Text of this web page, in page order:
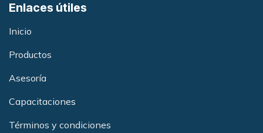
Enlaces útiles
Inicio
Productos
Asesoría
Capacitaciones
Términos y condiciones